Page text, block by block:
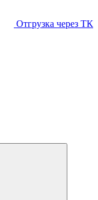
Отгрузка через ТК